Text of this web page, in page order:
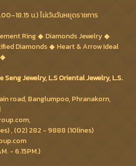
น.) ไม่เว้นวันหยุดราชการ
Ring
Diamonds Jewelry
Diamonds
Heart & Arrow Ideal
Seng Jewelry, L.S Oriental Jewelry, L.S.
road, Banglumpoo, Phranakorn,
, (02) 282 - 9888 (10lines)
- 6.15PM.)